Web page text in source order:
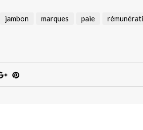
jambon marques paie